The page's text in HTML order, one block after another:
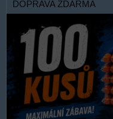
DOPRAVA ZDARMA